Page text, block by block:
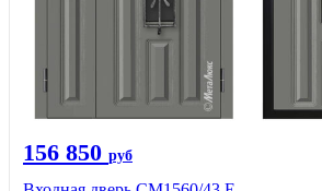
156 850 руб